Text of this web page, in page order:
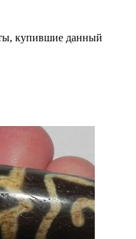
купившие данный